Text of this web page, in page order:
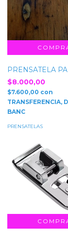
PRENSATELA
$8.000,00
$7.600,00 con
TRANSFERENCIA,
BANC
PRENSATELAS